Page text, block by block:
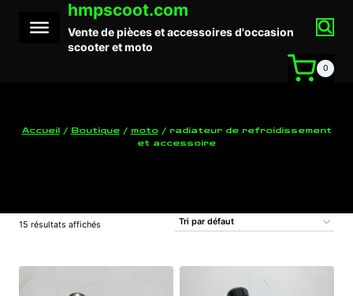
contenu
hmpscoot.com
Vente de pièces et accessoires d'occasion
scooter et moto
0
Accueil / Boutique / moto / radiateur de refroidissement
et accessoire
15 résultats affichés